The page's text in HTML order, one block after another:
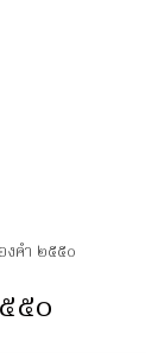
งคำ ๒๕๕๐
๕๐